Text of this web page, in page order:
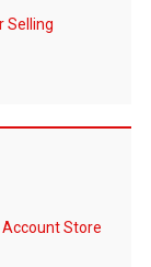
Selling
Account Store